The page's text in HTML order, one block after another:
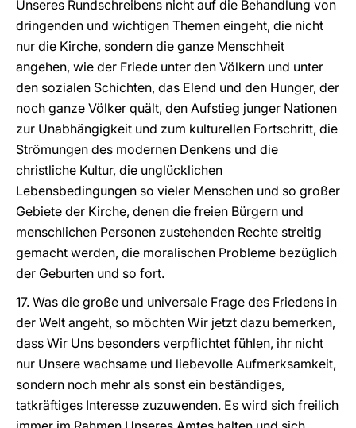
Unseres Rundschreibens nicht auf die Behandlung von
dringenden und wichtigen Themen eingeht, die nicht
nur die Kirche, sondern die ganze Menschheit
angehen, wie der Friede unter den Völkern und unter
den sozialen Schichten, das Elend und den Hunger, der
noch ganze Völker quält, den Aufstieg junger Nationen
zur Unabhängigkeit und zum kulturellen Fortschritt, die
Strömungen des modernen Denkens und die
christliche Kultur, die unglücklichen
Lebensbedingungen so vieler Menschen und so großer
Gebiete der Kirche, denen die freien Bürgern und
menschlichen Personen zustehenden Rechte streitig
gemacht werden, die moralischen Probleme bezüglich
der Geburten und so fort.
17. Was die große und universale Frage des Friedens in
der Welt angeht, so möchten Wir jetzt dazu bemerken,
dass Wir Uns besonders verpflichtet fühlen, ihr nicht
nur Unsere wachsame und liebevolle Aufmerksamkeit,
sondern noch mehr als sonst ein beständiges,
tatkräftiges Interesse zuzuwenden. Es wird sich freilich